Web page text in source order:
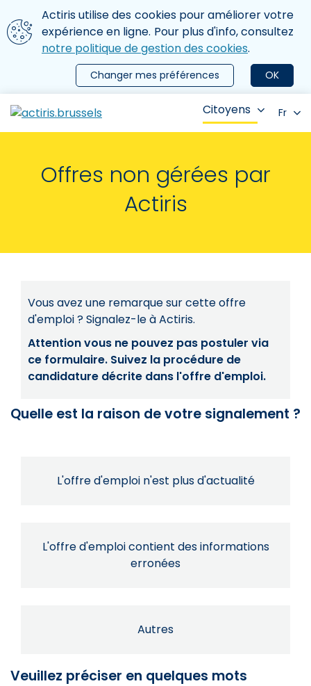
Aller au contenu principal
Nous utilisons des cookies
Actiris utilise des cookies pour améliorer votre
expérience en ligne. Pour plus d'info, consultez
notre politique de gestion des cookies.
OK
Changer mes préférences
le menu
Citoyens Fr
Offres non gérées par
Actiris
Vous avez une remarque sur cette offre
d'emploi ? Signalez-le à Actiris.
Attention vous ne pouvez pas postuler via
ce formulaire. Suivez la procédure de
candidature décrite dans l'offre d'emploi.
Quelle est la raison de votre signalement ?
L'offre d'emploi n'est plus d'actualité
L'offre d'emploi contient des informations
erronées
Autres
Veuillez préciser en quelques mots